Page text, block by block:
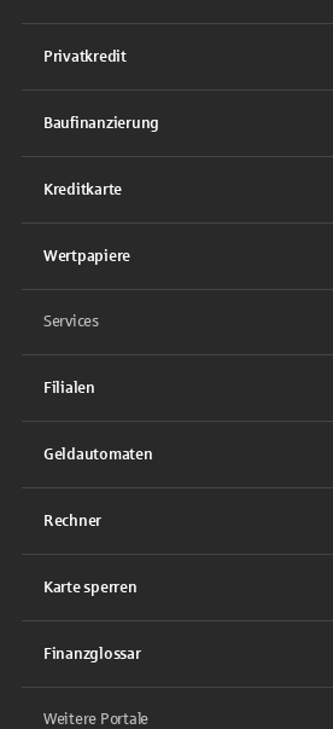
Privatkredit
Baufinanzierung
Kreditkarte
Wertpapiere
Services
Filialen
Geldautomaten
Rechner
Karte sperren
Finanzglossar
Weitere Portale